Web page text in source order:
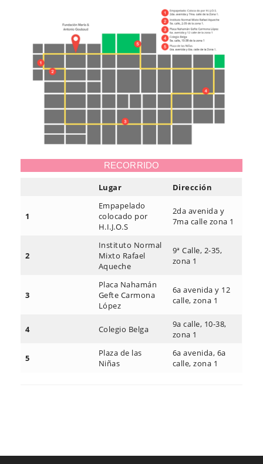
RECORRIDO
Lugar Dirección
1
Empapelado
colocado por
H.I.J.O.S
2da avenida y
7ma calle zona 1
2
Instituto Normal
Mixto Rafael
Aqueche
9ª Calle, 2-35,
zona 1
3
Placa Nahamán
Gefte Carmona
López
6a avenida y 12
calle, zona 1
4 Colegio Belga
9a calle, 10-38,
zona 1
5
Plaza de las
Niñas
6a avenida, 6a
calle, zona 1